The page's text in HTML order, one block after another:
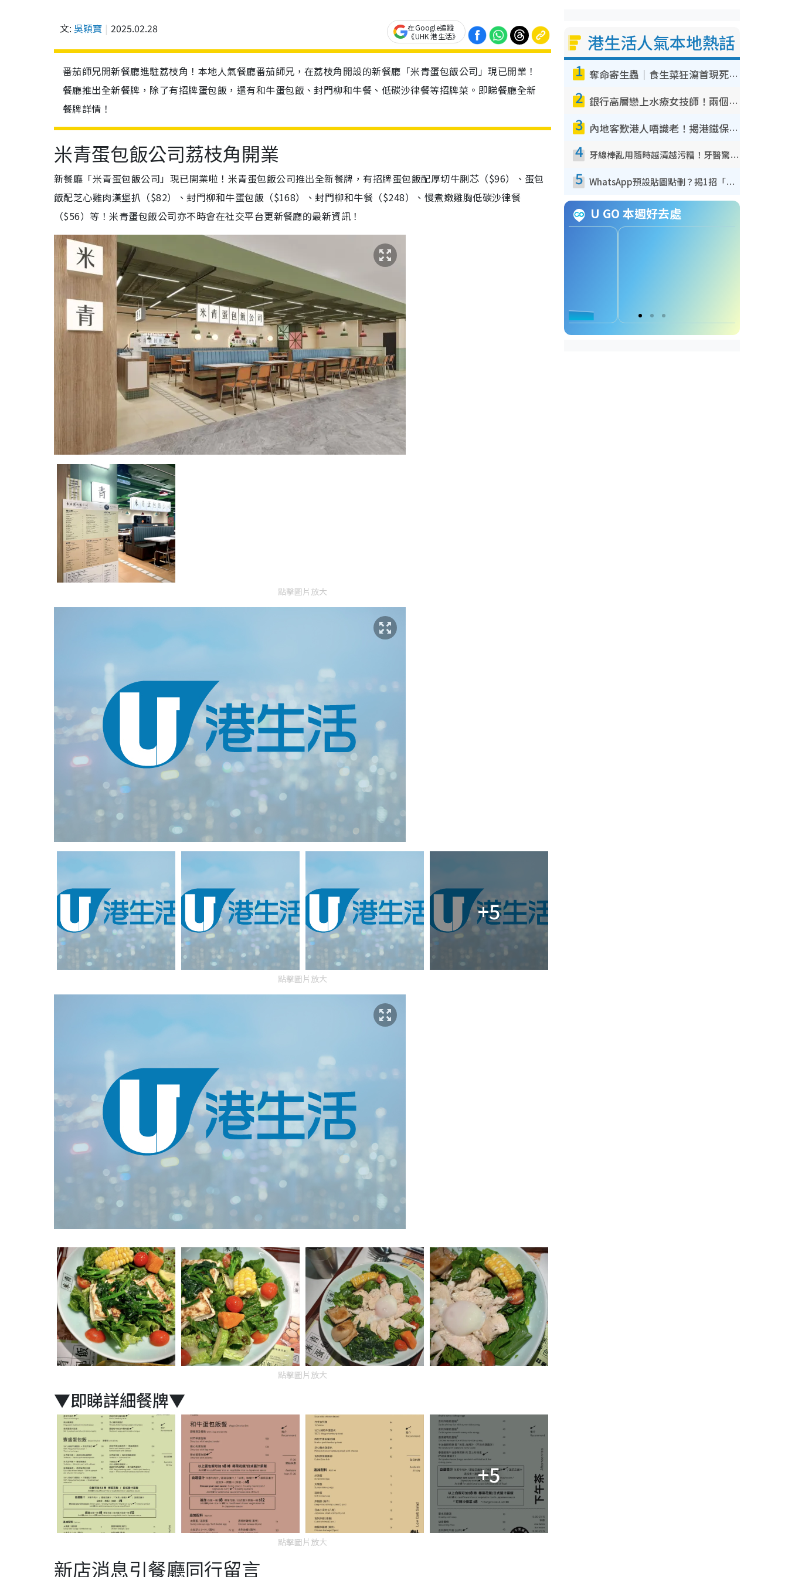
文: 吳穎寶 2025.02.28
在Google追蹤
《UHK 港生活》
番茄師兄開新餐廳進駐荔枝角！本地人氣餐廳番茄師兄，在荔枝角開設的新餐廳「米青蛋包飯公司」現已開業！
餐廳推出全新餐牌，除了有招牌蛋包飯，還有和牛蛋包飯、封門柳和牛餐、低碳沙律餐等招牌菜。即睇餐廳全新
餐牌詳情！
米青蛋包飯公司荔枝角開業
新餐廳「米青蛋包飯公司」現已開業啦！米青蛋包飯公司推出全新餐牌，有招牌蛋包飯配厚切牛脷芯（$96）、蛋包
飯配芝心雞肉漢堡扒（$82）、封門柳和牛蛋包飯（$168）、封門柳和牛餐（$248）、慢煮嫩雞胸低碳沙律餐
（$56）等！米青蛋包飯公司亦不時會在社交平台更新餐廳的最新資訊！
點擊圖片放大
+5
點擊圖片放大
點擊圖片放大
▼即睇詳細餐牌▼
+5
點擊圖片放大
新店消息引餐廳同行留言
港生活人氣本地熱話
1 奪命寄生蟲｜食生菜狂瀉首現死者！疫潮惡化錄1.8萬宗病例 揭洗菜3大謬誤
2 銀行高層戀上水療女技師！兩個月借128萬驚覺「沉船」沉落火海 揭背後疑似邪教操控賣淫
3 內地客歎港人唔識老！揭港鐵保鮮級冷氣 港人求放過：咪投訴
4 牙線棒亂用隨時越清越污糟！牙醫驚揭盲目過戶細菌恐致蛀牙：呢種先係日常真保養
5 WhatsApp預設貼圖點刪？揭1招「反向操作」還原簡潔介面 附3步實測教學
U GO 本週好去處